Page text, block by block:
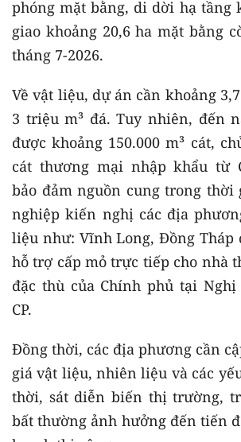
phóng mặt bằng, di dời hạ tầng
giao khoảng 20,6 ha mặt bằng
tháng 7-2026.
Về vật liệu, dự án cần khoảng
3 triệu m³ đá. Tuy nhiên, đến
được khoảng 150.000 m³ cát,
cát thương mại nhập khẩu từ
bảo đảm nguồn cung trong thời
nghiệp kiến nghị các địa
liệu như: Vĩnh Long, Đồng Tháp
hỗ trợ cấp mỏ trực tiếp cho nhà
đặc thù của Chính phủ tại Nghị
CP.
Đồng thời, các địa phương cần
giá vật liệu, nhiên liệu và các
thời, sát diễn biến thị trường,
bất thường ảnh hưởng đến tiến